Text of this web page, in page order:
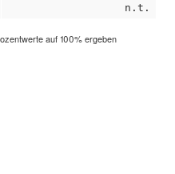
n.t.
auf 100% ergeben